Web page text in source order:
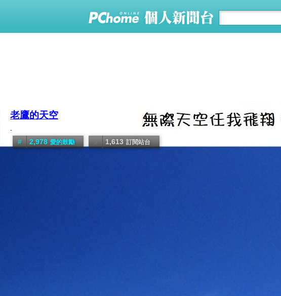
老鷹的天空
-
2,978 愛的鼓勵 1,613 訂閱站台